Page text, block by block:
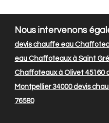
Nous intervenons
devis chauffe eau
eau Chaffoteaux à Saint
Chaffoteaux à Olivet 45160
Montpellier 34000devis
76580